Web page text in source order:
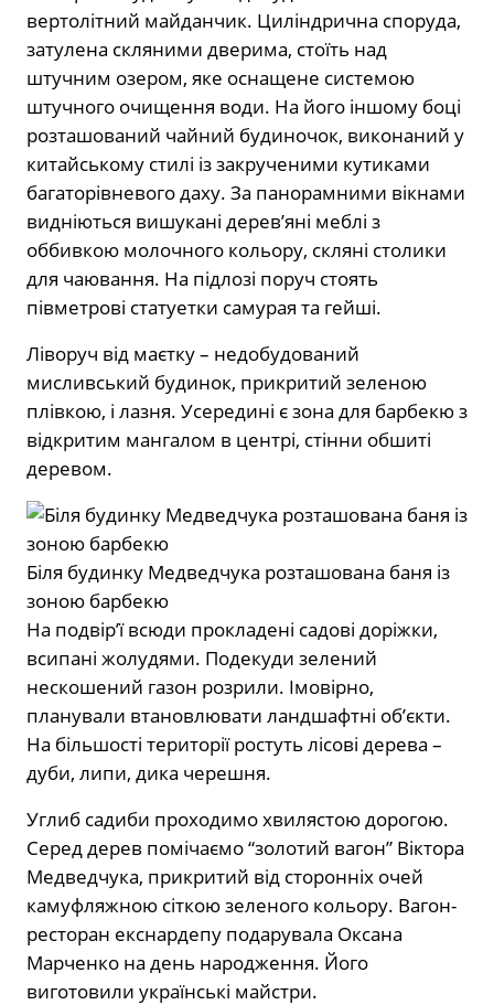
вертолітний майданчик. Циліндрична споруда,
затулена скляними дверима, стоїть над
штучним озером, яке оснащене системою
штучного очищення води. На його іншому боці
розташований чайний будиночок, виконаний у
китайському стилі із закрученими кутиками
багаторівневого даху. За панорамними вікнами
видніються вишукані деревʼяні меблі з
оббивкою молочного кольору, скляні столики
для чаювання. На підлозі поруч стоять
півметрові статуетки самурая та гейші.
Ліворуч від маєтку – недобудований
мисливський будинок, прикритий зеленою
плівкою, і лазня. Усередині є зона для барбекю з
відкритим мангалом в центрі, стінни обшиті
деревом.
Біля будинку Медведчука розташована баня із
зоною барбекю
На подвірʼї всюди прокладені садові доріжки,
всипані жолудями. Подекуди зелений
нескошений газон розрили. Імовірно,
планували втановлювати ландшафтні обʼєкти.
На більшості території ростуть лісові дерева –
дуби, липи, дика черешня.
Углиб садиби проходимо хвилястою дорогою.
Серед дерев помічаємо “золотий вагон” Віктора
Медведчука, прикритий від сторонніх очей
камуфляжною сіткою зеленого кольору. Вагон-
ресторан екснардепу подарувала Оксана
Марченко на день народження. Його
виготовили українські майстри.